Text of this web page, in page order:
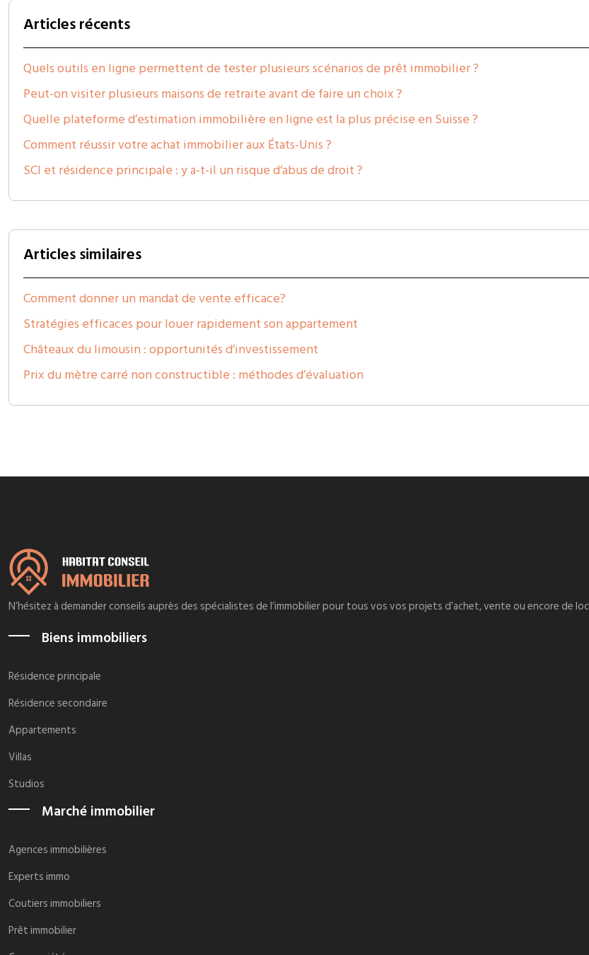
Articles récents
Quels outils en ligne permettent de tester plusieurs scénarios de prêt immobilier ?
Peut-on visiter plusieurs maisons de retraite avant de faire un choix ?
Quelle plateforme d’estimation immobilière en ligne est la plus précise en Suisse ?
Comment réussir votre achat immobilier aux États-Unis ?
SCI et résidence principale : y a-t-il un risque d’abus de droit ?
Articles similaires
Comment donner un mandat de vente efficace?
Stratégies efficaces pour louer rapidement son appartement
Châteaux du limousin : opportunités d’investissement
Prix du mètre carré non constructible : méthodes d’évaluation
N’hésitez à demander conseils auprès des spécialistes de l’immobilier pour tous vos vos projets d’achet, vente ou encore de
Biens immobiliers
Résidence principale
Résidence secondaire
Appartements
Villas
Studios
Marché immobilier
Agences immobilières
Experts immo
Coutiers immobiliers
Prêt immobilier